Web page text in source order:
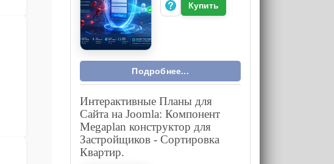
Купить
Подробнее...
Интерактивные Планы для
Сайта на Joomla: Компонент
Megaplan конструктор для
Застройщиков - Сортировка
Квартир.